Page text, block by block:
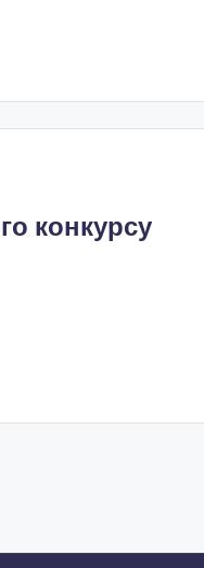
конкурсу